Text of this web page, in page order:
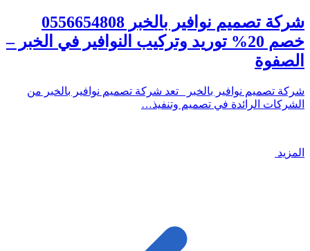
شركة تصميم نوافير بالخبر 0556654808
خصم 20% توريد وتركيب النوافير في الخبر –
الصفوة
شركة تصميم نوافير بالخبر تعد شركة تصميم نوافير بالخبر من
الشركات الرائدة في تصميم وتنفيذ…
المزيد